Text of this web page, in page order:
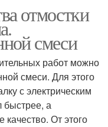
отмостки
смеси
работ можно
смеси. Для этого
с электрическим
быстрее, а
От этого